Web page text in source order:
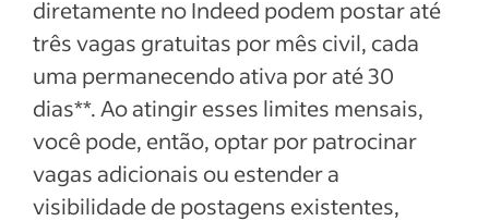
diretamente no Indeed podem postar até
três vagas gratuitas por mês civil, cada
uma permanecendo ativa por até 30
dias**. Ao atingir esses limites mensais,
você pode, então, optar por patrocinar
vagas adicionais ou estender a
visibilidade de postagens existentes,